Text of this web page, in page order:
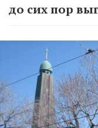
до сих пор